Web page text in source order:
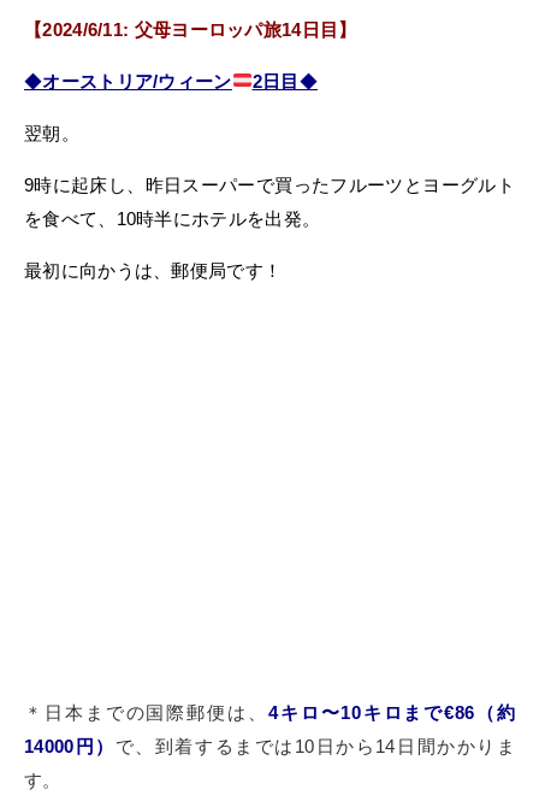
【2024/6/11: 父母ヨーロッパ旅14日目】
◆オーストリア/ウィーン 2日目 ◆
翌朝。
9時に起床し、昨日スーパーで買ったフルーツとヨーグルト
を食べて、10時半にホテルを出発。
最初に向かうは、郵便局です！
＊日本までの国際郵便は、 4キロ〜10キロまで€86（約
14000円） で、到着するまでは10日から14日間かかりま
す。